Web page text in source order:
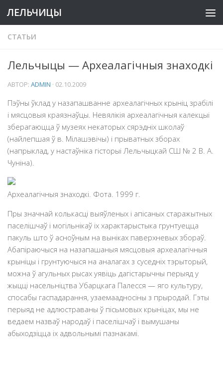
ЛЕЛЬЧИЦЫ
СТАТЬИ
Лельчыцы — Археалагічныя знаходкі
АВТОР: ADMIN · 02.10.2009
Пэўны ўклад у назапашванне археалагічных крыніц зрабілі
і мясцовыя краязнаўцы. Невялікія археалагічныя калекцыі
зберагаюцца ў музеях некаторых сярэдніх школаў
(найлепшая ў в. Мілашэвічы) і прыватных зборах
(напрыклад, у настаўніка гісторыі Лельчыцкай СШ № 2 В. А.
Чуніна).
Археалагічныя знаходкі. Фота. 1999 г.
Пры значнай колькасці выяўленых і апісаных старажытных
паселішчаў і могільнікаў іх характарыстыка грунтуецца
пакуль што ў асноўным на вынiках паверхневых збораў.
Абапіраючыся на назапашаныя мясцовыя археалагічныя
крыніцы і грунтуючыся на аналагах з суседніх тэрыторый,
можна ў агульных рысах уявіць дагістарычны перыяд у
жыцці насельніцтва Убарцкага Палесся — яго культуру,
спосабы гаспадарання, узаемаадносіны з прыродай. Гэты
перыяд не адлюстраваны ў пісьмовых крыніцах, мы не
ведаем назваў народаў і паселішчаў і вымушаны
абыходзіцца іх адвольнымі пазнакамі.